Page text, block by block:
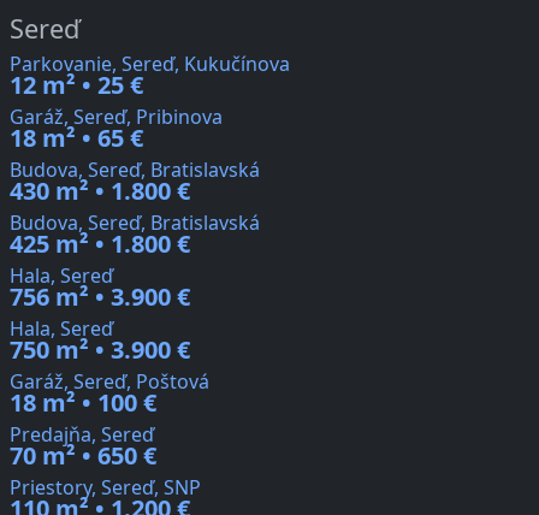
Sereď
Parkovanie, Sereď, Kukučínova
12 m² • 25 €
Garáž, Sereď, Pribinova
18 m² • 65 €
Budova, Sereď, Bratislavská
430 m² • 1.800 €
Budova, Sereď, Bratislavská
425 m² • 1.800 €
Hala, Sereď
756 m² • 3.900 €
Hala, Sereď
750 m² • 3.900 €
Garáž, Sereď, Poštová
18 m² • 100 €
Predajňa, Sereď
70 m² • 650 €
Priestory, Sereď, SNP